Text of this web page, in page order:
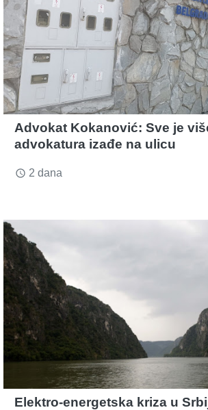
Advokat Kokanović: Sve je
advokatura izađe na ulicu
access_time 2 dana
Elektro-energetska kriza u